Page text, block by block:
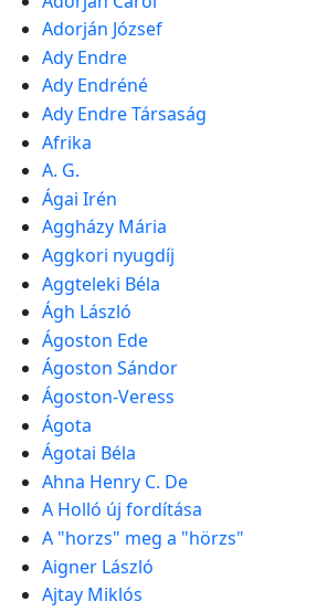
Adorján József
Ady Endre
Ady Endréné
Ady Endre Társaság
Afrika
A. G.
Ágai Irén
Aggházy Mária
Aggkori nyugdíj
Aggteleki Béla
Ágh László
Ágoston Ede
Ágoston Sándor
Ágoston-Veress
Ágota
Ágotai Béla
Ahna Henry C. De
A Holló új fordítása
A "horzs" meg a "hörzs"
Aigner László
Ajtay Miklós